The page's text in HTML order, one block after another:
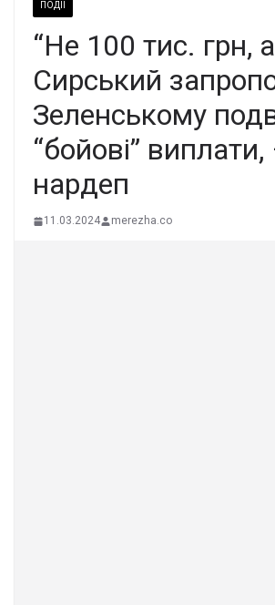
ПОДІЇ
“Не 100 тис. грн,
Сирський
Зеленському
“бойові” виплати,
нардеп
11.03.2024 merezha.co